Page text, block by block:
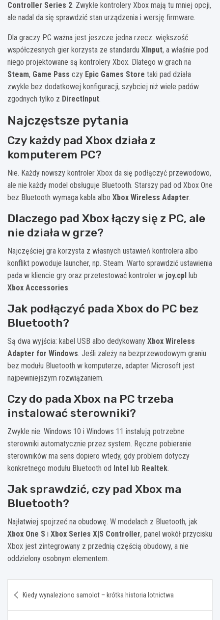
Controller Series 2. Zwykłe kontrolery Xbox mają tu mniej opcji,
ale nadal da się sprawdzić stan urządzenia i wersję firmware.
Dla graczy PC ważna jest jeszcze jedna rzecz: większość
współczesnych gier korzysta ze standardu XInput, a właśnie pod
niego projektowane są kontrolery Xbox. Dlatego w grach na
Steam, Game Pass czy Epic Games Store taki pad działa
zwykle bez dodatkowej konfiguracji, szybciej niż wiele padów
zgodnych tylko z DirectInput.
Najczęstsze pytania
Czy każdy pad Xbox działa z
komputerem PC?
Nie. Każdy nowszy kontroler Xbox da się podłączyć przewodowo,
ale nie każdy model obsługuje Bluetooth. Starszy pad od Xbox One
bez Bluetooth wymaga kabla albo Xbox Wireless Adapter.
Dlaczego pad Xbox łączy się z PC, ale
nie działa w grze?
Najczęściej gra korzysta z własnych ustawień kontrolera albo
konflikt powoduje launcher, np. Steam. Warto sprawdzić ustawienia
pada w kliencie gry oraz przetestować kontroler w joy.cpl lub
Xbox Accessories.
Jak podłączyć pada Xbox do PC bez
Bluetooth?
Są dwa wyjścia: kabel USB albo dedykowany Xbox Wireless
Adapter for Windows. Jeśli zależy na bezprzewodowym graniu
bez modułu Bluetooth w komputerze, adapter Microsoft jest
najpewniejszym rozwiązaniem.
Czy do pada Xbox na PC trzeba
instalować sterowniki?
Zwykle nie. Windows 10 i Windows 11 instalują potrzebne
sterowniki automatycznie przez system. Ręczne pobieranie
sterowników ma sens dopiero wtedy, gdy problem dotyczy
konkretnego modułu Bluetooth od Intel lub Realtek.
Jak sprawdzić, czy pad Xbox ma
Bluetooth?
Najłatwiej spojrzeć na obudowę. W modelach z Bluetooth, jak
Xbox One S i Xbox Series X|S Controller, panel wokół przycisku
Xbox jest zintegrowany z przednią częścią obudowy, a nie
oddzielony osobnym elementem.
wpisu
Kiedy wynaleziono samolot – krótka historia lotnictwa